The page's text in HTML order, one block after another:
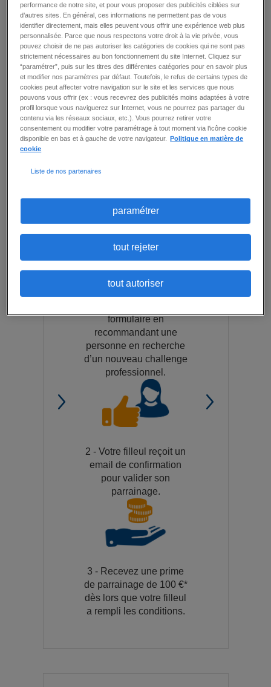
clients, dans les 12 mois suivants son
inscription... vous bénéficiez d’une prime
de 100 €* directement versée sur votre
bulletin de salaire !
comment
devenir un
formulaire en
recommandant une
personne en recherche
d’un nouveau challenge
professionnel.
2 - Votre filleul reçoit un
email de confirmation
pour valider son
parrainage.
3 - Recevez une prime
de parrainage de 100 €*
dès lors que votre filleul
a rempli les conditions.
performance de notre site, et pour vous proposer des publicités ciblées sur
d’autres sites. En général, ces informations ne permettent pas de vous
identifier directement, mais elles peuvent vous offrir une expérience web plus
personnalisée. Parce que nous respectons votre droit à la vie privée, vous
pouvez choisir de ne pas autoriser les catégories de cookies qui ne sont pas
strictement nécessaires au bon fonctionnement du site Internet. Cliquez sur
“paramétrer”, puis sur les titres des différentes catégories pour en savoir plus
et modifier nos paramètres par défaut. Toutefois, le refus de certains types de
cookies peut affecter votre navigation sur le site et les services que nous
pouvons vous offrir (ex : vous recevrez des publicités moins adaptées à votre
profil lorsque vous naviguerez sur Internet, vous ne pourrez pas partager du
contenu via les réseaux sociaux, etc.). Vous pourrez retirer votre
consentement ou modifier votre paramétrage à tout moment via l’icône cookie
disponible en bas et à gauche de votre navigateur.
Politique en matière de
cookie
Liste de nos partenaires
paramétrer
tout rejeter
tout autoriser